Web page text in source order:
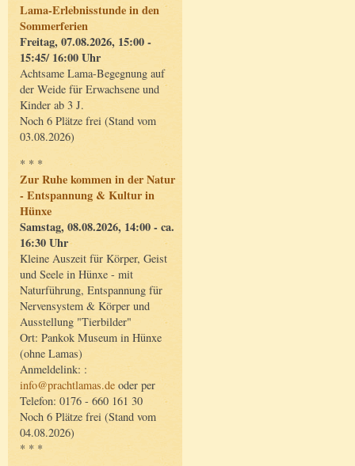
Lama-Erlebnisstunde in den
Sommerferien
Freitag, 07.08.2026, 15:00 -
15:45/ 16:00 Uhr
Achtsame Lama-Begegnung auf
der Weide für Erwachsene und
Kinder ab 3 J.
Noch 6 Plätze frei (Stand vom
03.08.2026)
* * *
Zur Ruhe kommen in der Natur
- Entspannung & Kultur in
Hünxe
Samstag, 08.08.2026, 14:00 - ca.
16:30 Uhr
Kleine Auszeit für Körper, Geist
und Seele in Hünxe - mit
Naturführung, Entspannung für
Nervensystem & Körper und
Ausstellung "Tierbilder"
Ort: Pankok Museum in Hünxe
(ohne Lamas)
Anmeldelink: :
info@prachtlamas.de oder per
Telefon: 0176 - 660 161 30
Noch 6 Plätze frei (Stand vom
04.08.2026)
* * *